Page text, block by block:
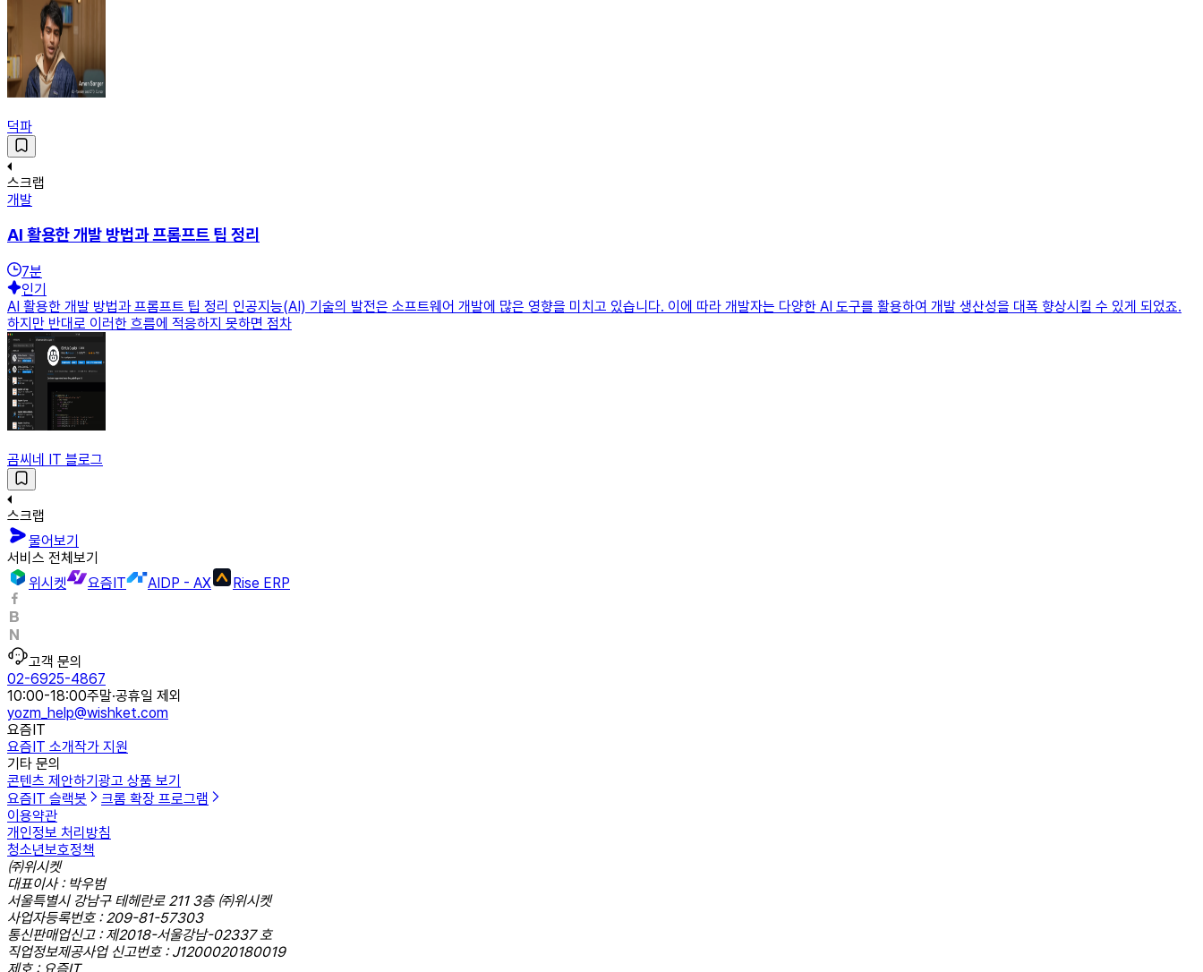
덕파
스크랩
개발
AI 활용한 개발 방법과 프롬프트 팁 정리
7분
인기
AI 활용한 개발 방법과 프롬프트 팁 정리 인공지능(AI) 기술의 발전은 소프트웨어 개발에 많은 영향을 미치고 있습니다. 이에 따라 개발자는 다양한 AI 도구를 활용하여 개발 생산성을 대폭 향상시킬 수 있게 되었죠.
하지만 반대로 이러한 흐름에 적응하지 못하면 점차
곰씨네 IT 블로그
스크랩
물어보기
서비스 전체보기
위시켓
요즘IT AIDP - AX Rise ERP
고객 문의
02-6925-4867
10:00-18:00주말·공휴일 제외
yozm_help@wishket.com
요즘IT
요즘IT 소개작가 지원
기타 문의
콘텐츠 제안하기 광고 상품 보기
요즘IT 슬랙봇
크롬 확장 프로그램
이용약관
개인정보 처리방침
청소년보호정책
㈜위시켓
대표이사 : 박우범
서울특별시 강남구 테헤란로 211 3층 ㈜위시켓
사업자등록번호 : 209-81-57303
통신판매업신고 : 제2018-서울강남-02337 호
직업정보제공사업 신고번호 : J1200020180019